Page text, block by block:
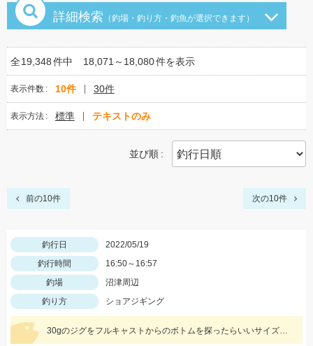
詳細検索 （釣場・釣り方・釣魚が選択できます）
全19,348件中 18,071～18,080件を表示
表示件数 10件 30件
表示方法 標準 テキストのみ
並び順
前の10件 次の10件
釣行日
2022/05/19
釣行時間
16:50～16:57
釣場
沼津周辺
釣り方
ショアジギング
30gのジグをフルキャストからのボトムを探ったらいいサイズのホウボウが釣れました。